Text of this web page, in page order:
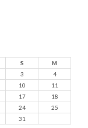
S
M
3
4
10
11
17
18
24
25
31